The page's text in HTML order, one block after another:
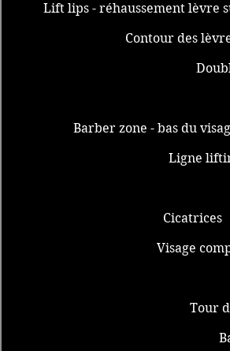
Lift lips - réhaussement lèvre
Contour des
Barber zone - bas du
Ligne
Cicatrices
Visage
Tour